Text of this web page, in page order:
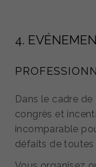
4.
Dans le cadre
congrès et
incomparable
défaits de toutes